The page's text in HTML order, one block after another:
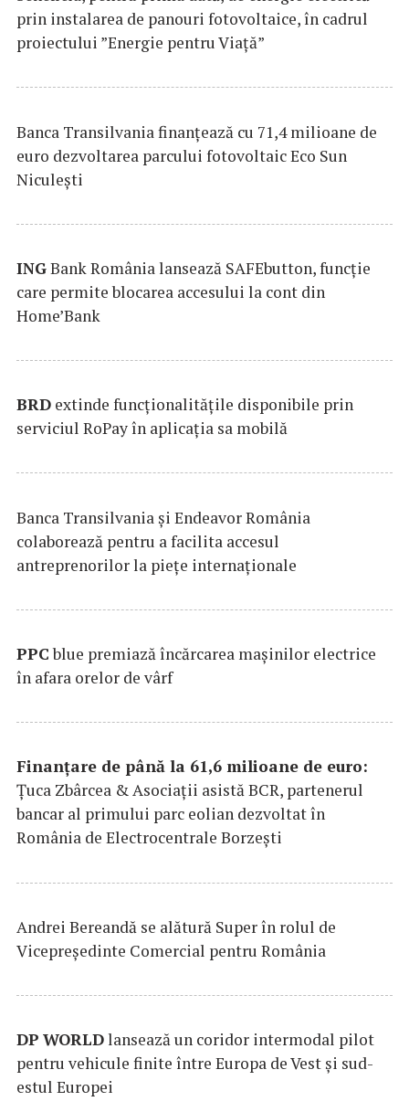
prin instalarea de panouri fotovoltaice, în cadrul
proiectului ”Energie pentru Viață”
Banca Transilvania finanțează cu 71,4 milioane de
euro dezvoltarea parcului fotovoltaic Eco Sun
Niculești
INGBank România lansează SAFEbutton, funcţie
care permite blocarea accesului la cont din
Home’Bank
BRD extinde funcţionalităţile disponibile prin
serviciul RoPay în aplicaţia sa mobilă
Banca Transilvania şi Endeavor România
colaborează pentru a facilita accesul
antreprenorilor la pieţe internaţionale
PPCblue premiază încărcarea maşinilor electrice
în afara orelor de vârf
Finanțare de până la 61,6 milioane de euro:
Țuca Zbârcea & Asociații asistă BCR, partenerul
bancar al primului parc eolian dezvoltat în
România de Electrocentrale Borzești
Andrei Bereandă se alătură Super în rolul de
Vicepreședinte Comercial pentru România
DP WORLDlansează un coridor intermodal pilot
pentru vehicule finite între Europa de Vest și sud-
estul Europei